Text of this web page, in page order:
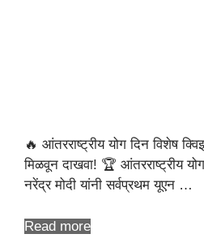
🔥 आंतरराष्ट्रीय योग दिन विशेष
मिळवून दाखवा! 🏆 आंतरराष्ट्रीय
नरेंद्र मोदी यांनी सर्वप्रथम यूएन …
Read more